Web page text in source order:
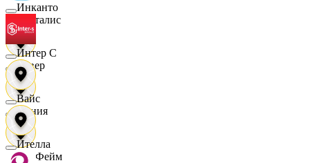
Лакталис
Левер
Линия
ЛисФейм
Инканто
Интер С
Вайс
Ителла